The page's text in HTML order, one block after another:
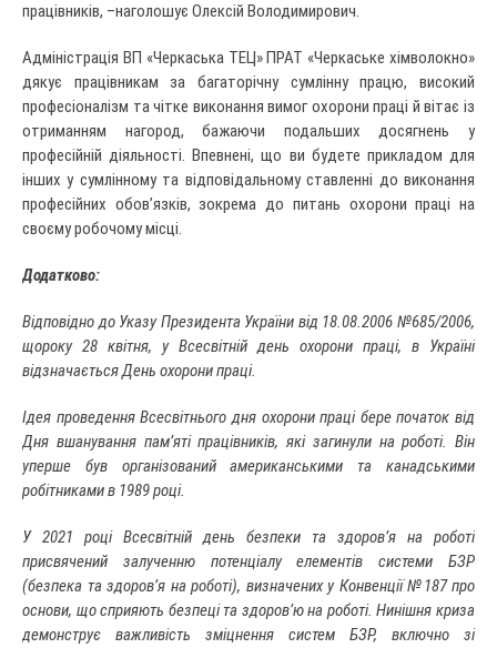
працівників, –наголошує Олексій Володимирович.
Адміністрація ВП «Черкаська ТЕЦ» ПРАТ «Черкаське хімволокно»
дякує працівникам за багаторічну сумлінну працю, високий
професіоналізм та чітке виконання вимог охорони праці й вітає із
отриманням нагород, бажаючи подальших досягнень у
професійній діяльності. Впевнені, що ви будете прикладом для
інших у сумлінному та відповідальному ставленні до виконання
професійних обов’язків, зокрема до питань охорони праці на
своєму робочому місці.
Додатково:
Відповідно до Указу Президента України від 18.08.2006 №685/2006,
щороку 28 квітня, у Всесвітній день охорони праці, в Україні
відзначається День охорони праці.
Ідея проведення Всесвітнього дня охорони праці бере початок від
Дня вшанування пам’яті працівників, які загинули на роботі. Він
уперше був організований американськими та канадськими
робітниками в 1989 році.
У 2021 році Всесвітній день безпеки та здоров’я на роботі
присвячений залученню потенціалу елементів системи БЗР
(безпека та здоров’я на роботі), визначених у Конвенції №187 про
основи, що сприяють безпеці та здоров’ю на роботі. Нинішня криза
демонструє важливість зміцнення систем БЗР, включно зі